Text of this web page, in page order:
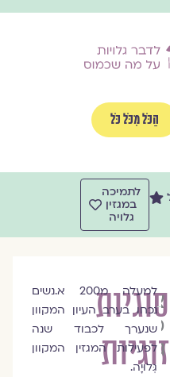
הַכֹּל מִכֹּל כֹּל
לתמיכה
במגזין
גלויה
סוגיות
זוגיות
צוות
מגזין
גלויה
למעלה מ200 א.נשים
נכחו בערב העיון המקוון
שנערך לכבוד שנה
לפעילות המגזין המקוון
גְּלוּיָה.